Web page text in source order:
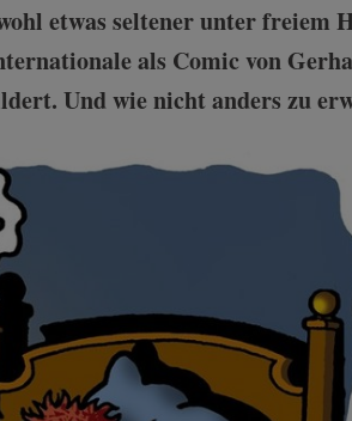
etwas seltener unter
als Comic von
Und wie nicht anders zu